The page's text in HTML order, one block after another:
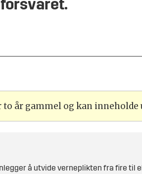
to år gammel og kan
å utvide verneplikten fra fire til